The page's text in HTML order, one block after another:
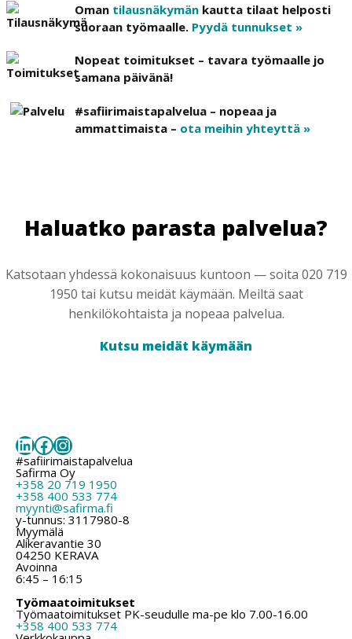
Oman tilausnäkymän kautta tilaat helposti
suoraan työmaalle. Pyydä tunnukset »
Nopeat toimitukset – tavara työmaalle jo
samana päivänä!
#safiirimaistapalvelua – nopeaa ja
ammattimaista – ota meihin yhteyttä »
Haluatko parasta palvelua?
Katsotaan yhdessä kokonaisuus kuntoon — soita 020 719
1950 tai kutsu meidät käymään. Meiltä saat
henkilökohtaista ja nopeaa palvelua.
Kutsu meidät käymään
LinkedIn
Facebook
Instagram
#safiirimaistapalvelua
Safirma Oy
+358 20 719 1950
+358 400 533 774
myynti@safirma.fi
y-tunnus: 3117980-8
Myymälä
Alikeravantie 30
04250 KERAVA
Avoinna
6:45 – 16:15
Työmaatoimitukset
Työmaatoimitukset PK-seudulle ma-pe klo 7.00-16.00
+358 400 533 774